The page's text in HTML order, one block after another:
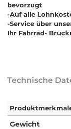
bevorzugt
-Auf alle
-Service über
Ihr Fahrrad-
Technische
Gewicht